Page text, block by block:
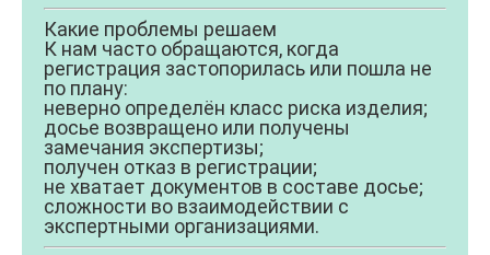
Какие проблемы решаем
К нам часто обращаются, когда
регистрация застопорилась или пошла не
по плану:
неверно определён класс риска изделия;
досье возвращено или получены
замечания экспертизы;
получен отказ в регистрации;
не хватает документов в составе досье;
сложности во взаимодействии с
экспертными организациями.